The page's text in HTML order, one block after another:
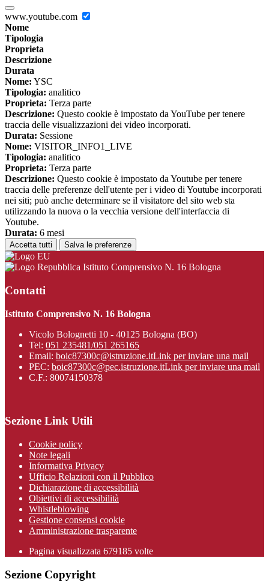
www.youtube.com
Nome
Tipologia
Proprieta
Descrizione
Durata
Nome: YSC
Tipologia: analitico
Proprieta: Terza parte
Descrizione: Questo cookie è impostato da YouTube per tenere
traccia delle visualizzazioni dei video incorporati.
Durata: Sessione
Nome: VISITOR_INFO1_LIVE
Tipologia: analitico
Proprieta: Terza parte
Descrizione: Questo cookie è impostato da Youtube per tenere
traccia delle preferenze dell'utente per i video di Youtube incorporati
nei siti; può anche determinare se il visitatore del sito web sta
utilizzando la nuova o la vecchia versione dell'interfaccia di
Youtube.
Durata: 6 mesi
Accetta tutti Salva le preferenze
Istituto Comprensivo N. 16 Bologna
Contatti
Istituto Comprensivo N. 16 Bologna
Vicolo Bolognetti 10 - 40125 Bologna (BO)
Tel: 051 235481/051 265165
Email: boic87300c@istruzione.itLink per inviare una mail
PEC: boic87300c@pec.istruzione.itLink per inviare una mail
C.F.: 80074150378
Sezione Link Utili
Cookie policy
Note legali
Informativa Privacy
Ufficio Relazioni con il Pubblico
Dichiarazione di accessibilità
Obiettivi di accessibilità
Whistleblowing
Gestione consensi cookie
Amministrazione trasparente
Pagina visualizzata 679185 volte
Sezione Copyright